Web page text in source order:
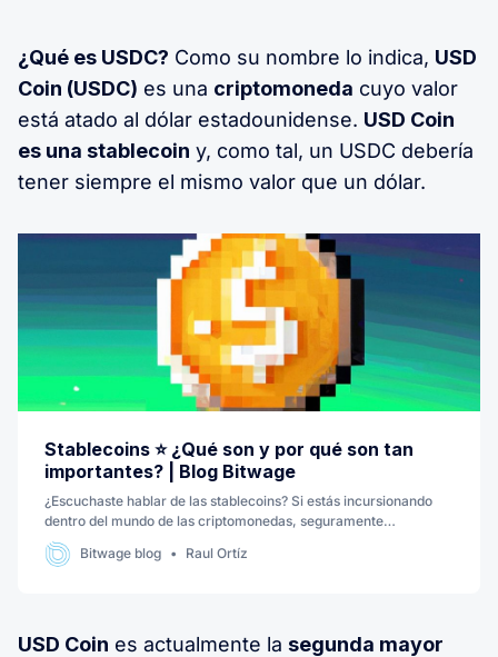
¿Qué es USDC? Como su nombre lo indica, USD
Coin (USDC) es una criptomoneda cuyo valor
está atado al dólar estadounidense. USD Coin
es una stablecoin y, como tal, un USDC debería
tener siempre el mismo valor que un dólar.
Stablecoins ⭐️ ¿Qué son y por qué son tan
importantes? | Blog Bitwage
¿Escuchaste hablar de las stablecoins? Si estás incursionando
dentro del mundo de las criptomonedas, seguramente
escuchaste mencionar a las stablecoins o criptomonedas
estables. En este artículo repasaremos de qué trata una
Bitwage blog Raul Ortíz
USD Coin es actualmente la segunda mayor